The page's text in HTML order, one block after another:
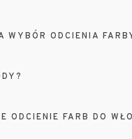
ODCIENIA
FARB DO